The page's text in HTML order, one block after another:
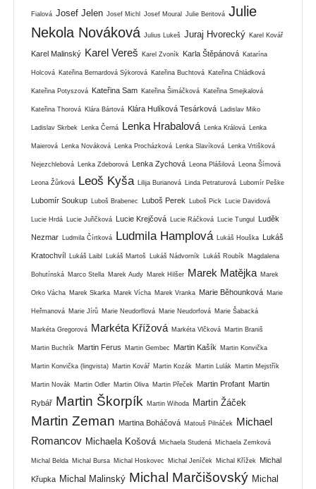
Fialová Josef Jelen Josef Michl Josef Moural Julie Beritová Julie
Nekola Nováková Julius Lukeš Juraj Hvorecký Karel Kovář
Karel Malinský Karel Vereš Karel Zvoník Karla Štěpánová Katarína
Holcová Kateřina Bernardová Sýkorová Kateřina Buchtová Kateřina Chládková
Kateřina Potyszová Kateřina Sam Kateřina Šimáčková Kateřina Smejkalová
Kateřina Thorová Klára Bártová Klára Hulíková Tesárková Ladislav Miko
Ladislav Skrbek Lenka Černá Lenka Hrabalová Lenka Králová Lenka
Maierová Lenka Nováková Lenka Procházková Lenka Slavíková Lenka Vrtišková
Nejezchlebová Lenka Zdeborová Lenka Zychová Leona Plášilová Leona Šímová
Leona Žůrková Leoš Kyša Lilija Burianová Linda Petraturová Lubomír Peške
Lubomír Soukup Luboš Brabenec Luboš Perek Luboš Pick Lucie Davidová
Lucie Hrdá Lucie Juřičková Lucie Krejčová Lucie Ráčková Lucie Tungul Luděk
Nezmar Ludmila Čírtková Ludmila Hamplová Lukáš Houška Lukáš
Kratochvíl Lukáš Laibl Lukáš Martoš Lukáš Nádvorník Lukáš Roubík Magdalena
Bohutínská Marco Stella Marek Audy Marek Hilšer Marek Matějka Marek
Orko Vácha Marek Skarka Marek Vícha Marek Vranka Marie Běhounková Marie
Heřmanová Marie Jírů Marie Neudorflová Marie Neudorfová Marie Šabacká
Markéta Gregorová Markéta Křížová Markéta Vlčková Martin Braniš
Martin Buchtík Martin Ferus Martin Gembec Martin Kašík Martin Konvička
Martin Konvička (lingvista) Martin Kovář Martin Kozák Martin Lulák Martin Mejstřík
Martin Novák Martin Odler Martin Oliva Martin Přeček Martin Profant Martin
Rybář Martin Škorpík Martin Wihoda Martin Žáček
Martin Zeman Martina Boháčová Matouš Pilnáček
Michael
Romancov Michaela Košová Michaela Studená Michaela Zemková
Michal Belda Michal Bursa Michal Hoskovec Michal Jeníček Michal Křížek Michal
Křupka Michal Malinský Michal Marčišovský Michal